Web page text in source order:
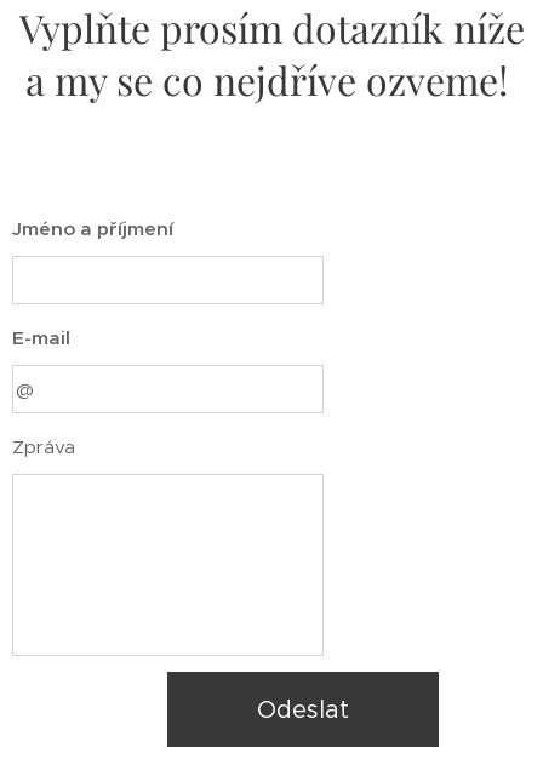
Vyplňte prosím dotazník níže
a my se co nejdříve ozveme!
Jméno a příjmení
E-mail
Zpráva
Odeslat